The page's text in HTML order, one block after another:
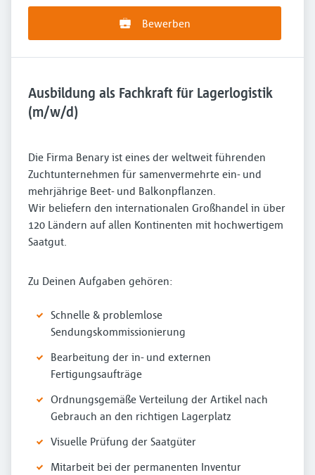
Bewerben
Ausbildung als Fachkraft für Lagerlogistik
(m/w/d)
Die Firma Benary ist eines der weltweit führenden
Zuchtunternehmen für samenvermehrte ein- und
mehrjährige Beet- und Balkonpflanzen.
Wir beliefern den internationalen Großhandel in über
120 Ländern auf allen Kontinenten mit hochwertigem
Saatgut.
Zu Deinen Aufgaben gehören:
Schnelle & problemlose
Sendungskommissionierung
Bearbeitung der in- und externen
Fertigungsaufträge
Ordnungsgemäße Verteilung der Artikel nach
Gebrauch an den richtigen Lagerplatz
Visuelle Prüfung der Saatgüter
Mitarbeit bei der permanenten Inventur